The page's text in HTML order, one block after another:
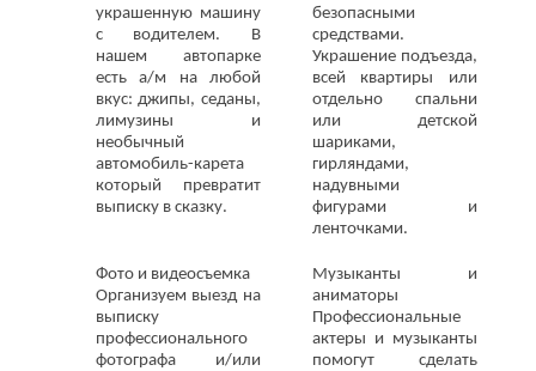
украшенную машину
с водителем. В
нашем автопарке
есть а/м на любой
вкус: джипы, седаны,
лимузины и
необычный
автомобиль-карета
который превратит
выписку в сказку.
безопасными
средствами.
Украшение подъезда,
всей квартиры или
отдельно спальни
или детской
шариками,
гирляндами,
надувными
фигурами и
ленточками.
Фото и видеосъемка
Организуем выезд на
выписку
профессионального
фотографа и/или
Музыканты и
аниматоры
Профессиональные
актеры и музыканты
помогут сделать